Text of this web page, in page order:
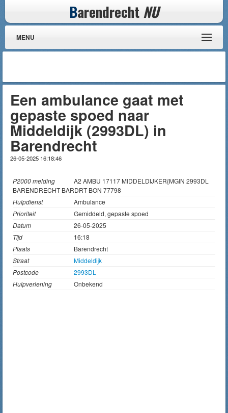
Barendrecht NU
MENU
Een ambulance gaat met
gepaste spoed naar
Middeldijk (2993DL) in
Barendrecht
26-05-2025 16:18:46
P2000 melding
A2 AMBU 17117 MIDDELDIJKER{MGIN 2993DL
BARENDRECHT BARDRT BON 77798
Hulpdienst
Ambulance
Prioriteit
Gemiddeld, gepaste spoed
Datum
26-05-2025
Tijd
16:18
Plaats
Barendrecht
Straat
Middeldijk
Postcode
2993DL
Hulpverlening
Onbekend